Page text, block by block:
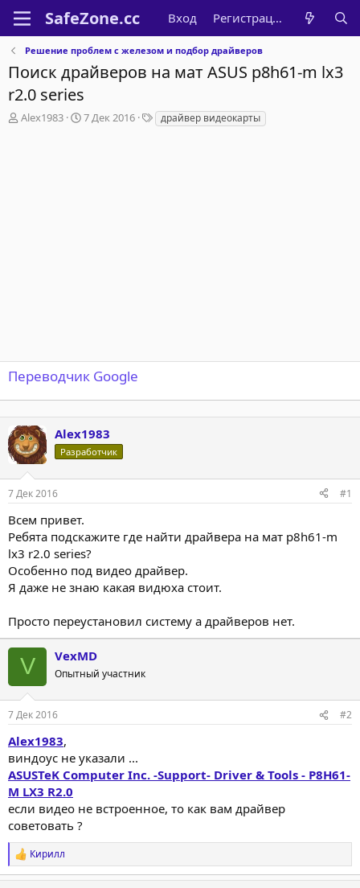
Вход Регистрация
Решение проблем с железом и подбор драйверов
Поиск драйверов на мат ASUS p8h61-m lx3
r2.0 series
А
Alex1983
Д
7 Дек 2016
Т
е
драйвер видеокарты
Переводчик Google
Alex1983
Разработчик
7 Дек 2016 #1
Всем привет.
Ребята подскажите где найти драйвера на мат p8h61-m
lx3 r2.0 series?
Особенно под видео драйвер.
Я даже не знаю какая видюха стоит.
Просто переустановил систему а драйверов нет.
V VexMD
Опытный участник
7 Дек 2016 #2
Alex1983,
виндоус не указали ...
ASUSTeK Computer Inc. -Support- Driver & Tools - P8H61-
M LX3 R2.0
если видео не встроенное, то как вам драйвер
советовать ?
Р
е
Кирилл